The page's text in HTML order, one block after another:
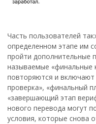
Часть пользователей
определенном этапе им
пройти дополнительные
называемые «финальные
повторяются и включают
проверка», «финальный
«завершающий этап
нового перевода могут
условия, которые снова